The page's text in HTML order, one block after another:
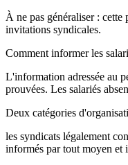
À ne pas généraliser :
invitations syndicales.
Comment informer les
L'information adressée au
prouvées. Les salariés
Deux catégories
les syndicats légalement
informés par tout moyen et